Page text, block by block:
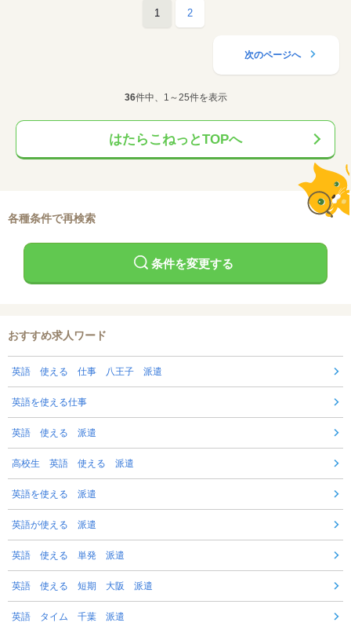
1 2
次のページへ
36件中、1～25件を表示
はたらこねっとTOPへ
各種条件で再検索
条件を変更する
おすすめ求人ワード
英語 使える 仕事 八王子 派遣
英語を使える仕事
英語 使える 派遣
高校生 英語 使える 派遣
英語を使える 派遣
英語が使える 派遣
英語 使える 単発 派遣
英語 使える 短期 大阪 派遣
英語 タイム 千葉 派遣